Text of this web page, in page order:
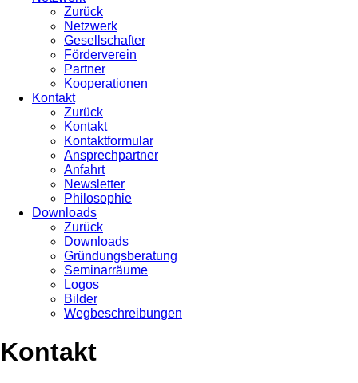
Zurück
Netzwerk
Gesellschafter
Förderverein
Partner
Kooperationen
Kontakt
Zurück
Kontakt
Kontaktformular
Ansprechpartner
Anfahrt
Newsletter
Philosophie
Downloads
Zurück
Downloads
Gründungsberatung
Seminarräume
Logos
Bilder
Wegbeschreibungen
Kontakt